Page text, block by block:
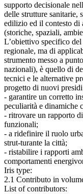
supporto decisionale
delle strutture sanitarie,
edilizio ed il contesto di
(storiche, spaziali,
L’obiettivo specifico
regionale, ma di
strumento messo a
nazionali), è quello di
tecnici e le alternative
progetto di nuovi
- garantire un corretto
peculiarità e dinamiche
- ritrovare un rapporto
funzionali;
- a ridefinire il ruolo
strut-turante la città;
- ristabilire i rapporti
comportamenti
Iris type:
2.1 Contributo in
List of contributors: